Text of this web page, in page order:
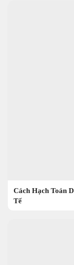
Cách Hạch Toán
Tế